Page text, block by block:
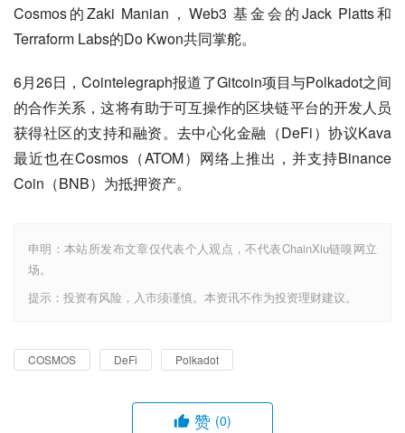
Cosmos的Zaki Manian ， Web3 基金会的Jack Platts和
Terraform Labs的Do Kwon共同掌舵。
6月26日，Cointelegraph报道了Gitcoin项目与Polkadot之间
的合作关系，这将有助于可互操作的区块链平台的开发人员
获得社区的支持和融资。去中心化金融（DeFi）协议Kava
最近也在Cosmos （ATOM）网络上推出，并支持Binance
Coin （BNB）为抵押资产。
申明：本站所发布文章仅代表个人观点，不代表ChainXiu链嗅网立
场。
提示：投资有风险，入市须谨慎。本资讯不作为投资理财建议。
COSMOS DeFi Polkadot
赞 (0)